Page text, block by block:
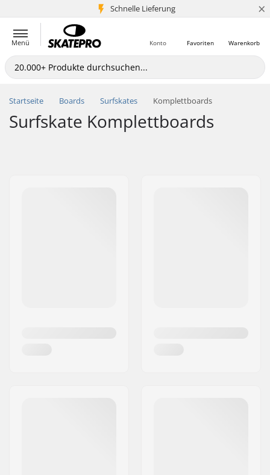
Schnelle Lieferung
5+ Mio. Kunden ×
Menü Warenkorb
Favoriten
Konto
Startseite Boards Surfskates Komplettboards
Surfskate Komplettboards